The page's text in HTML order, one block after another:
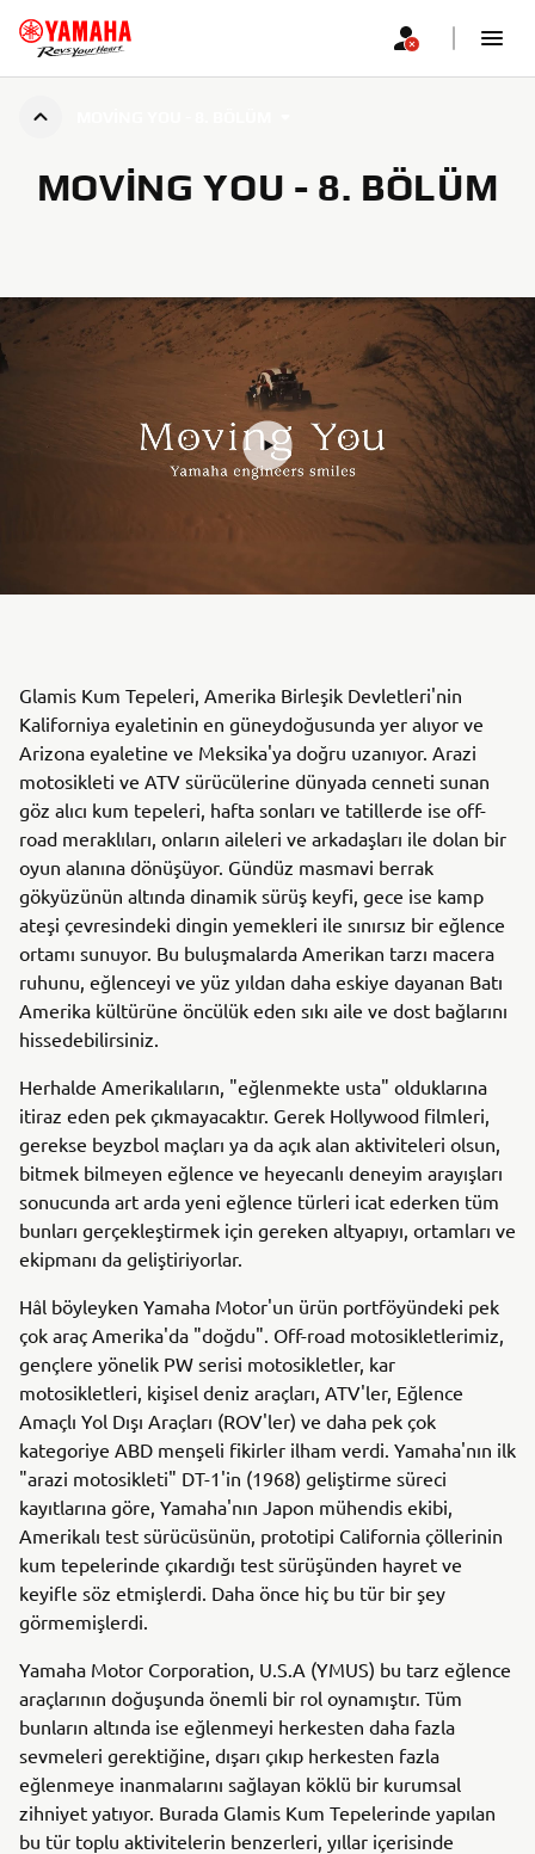
MOVING YOU - 8. BÖLÜM
Glamis Kum Tepeleri, Amerika Birleşik Devletleri'nin
Kaliforniya eyaletinin en güneydoğusunda yer alıyor ve
Arizona eyaletine ve Meksika'ya doğru uzanıyor. Arazi
motosikleti ve ATV sürücülerine dünyada cenneti sunan
göz alıcı kum tepeleri, hafta sonları ve tatillerde ise off-
road meraklıları, onların aileleri ve arkadaşları ile dolan bir
oyun alanına dönüşüyor. Gündüz masmavi berrak
gökyüzünün altında dinamik sürüş keyfi, gece ise kamp
ateşi çevresindeki dingin yemekleri ile sınırsız bir eğlence
ortamı sunuyor. Bu buluşmalarda Amerikan tarzı macera
ruhunu, eğlenceyi ve yüz yıldan daha eskiye dayanan Batı
Amerika kültürüne öncülük eden sıkı aile ve dost bağlarını
hissedebilirsiniz.
Herhalde Amerikalıların, "eğlenmekte usta" olduklarına
itiraz eden pek çıkmayacaktır. Gerek Hollywood filmleri,
gerekse beyzbol maçları ya da açık alan aktiviteleri olsun,
bitmek bilmeyen eğlence ve heyecanlı deneyim arayışları
sonucunda art arda yeni eğlence türleri icat ederken tüm
bunları gerçekleştirmek için gereken altyapıyı, ortamları ve
ekipmanı da geliştiriyorlar.
Hâl böyleyken Yamaha Motor'un ürün portföyündeki pek
çok araç Amerika'da "doğdu". Off-road motosikletlerimiz,
gençlere yönelik PW serisi motosikletler, kar
motosikletleri, kişisel deniz araçları, ATV'ler, Eğlence
Amaçlı Yol Dışı Araçları (ROV'ler) ve daha pek çok
kategoriye ABD menşeli fikirler ilham verdi. Yamaha'nın ilk
"arazi motosikleti" DT-1'in (1968) geliştirme süreci
kayıtlarına göre, Yamaha'nın Japon mühendis ekibi,
Amerikalı test sürücüsünün, prototipi California çöllerinin
kum tepelerinde çıkardığı test sürüşünden hayret ve
keyifle söz etmişlerdi. Daha önce hiç bu tür bir şey
görmemişlerdi.
Yamaha Motor Corporation, U.S.A (YMUS) bu tarz eğlence
araçlarının doğuşunda önemli bir rol oynamıştır. Tüm
bunların altında ise eğlenmeyi herkesten daha fazla
sevmeleri gerektiğine, dışarı çıkıp herkesten fazla
eğlenmeye inanmalarını sağlayan köklü bir kurumsal
zihniyet yatıyor. Burada Glamis Kum Tepelerinde yapılan
bu tür toplu aktivitelerin benzerleri, yıllar içerisinde